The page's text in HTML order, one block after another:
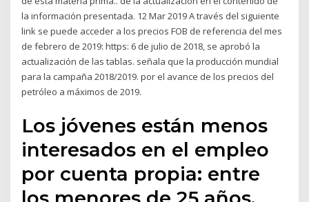
la información presentada. 12 Mar 2019 A través del siguiente
link se puede acceder a los precios FOB de referencia del mes
de febrero de 2019: https: 6 de julio de 2018, se aprobó la
actualización de las tablas. señala que la producción mundial
para la campaña 2018/2019. por el avance de los precios del
petróleo a máximos de 2019.
Los jóvenes están menos
interesados en el empleo
por cuenta propia: entre